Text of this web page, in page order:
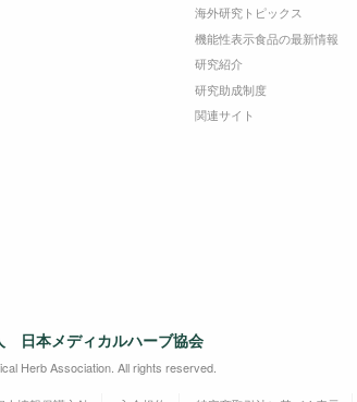
海外研究トピックス
機能性表示食品の最新情報
研究紹介
研究助成制度
関連サイト
日本メディカルハーブ協会
Herb Association. All rights reserved.